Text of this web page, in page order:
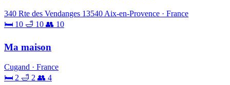
340 Rte des Vendanges 13540 Aix-en-Provence · France
🛏 10 🛁 10 👥 10
Ma maison
Cugand · France
🛏 2 🛁 2 👥 4